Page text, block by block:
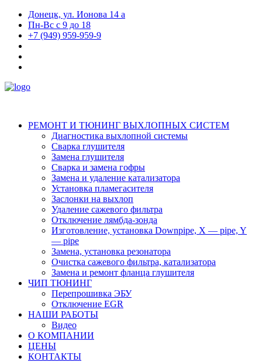
Донецк, ул. Ионова 14 а
Пн-Вс с 9 до 18
+7 (949) 959-959-9
РЕМОНТ И ТЮНИНГ ВЫХЛОПНЫХ СИСТЕМ
Диагностика выхлопной системы
Сварка глушителя
Замена глушителя
Сварка и замена гофры
Замена и удаление катализатора
Установка пламегасителя
Заслонки на выхлоп
Удаление сажевого фильтра
Отключение лямбда-зонда
Изготовление, установка Downpipe, X — pipe, Y
— pipe
Замена, установка резонатора
Очистка сажевого фильтра, катализатора
Замена и ремонт фланца глушителя
ЧИП ТЮНИНГ
Перепрошивка ЭБУ
Отключение EGR
НАШИ РАБОТЫ
Видео
О КОМПАНИИ
ЦЕНЫ
КОНТАКТЫ